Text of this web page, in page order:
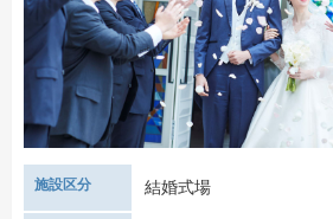
施設区分 結婚式場